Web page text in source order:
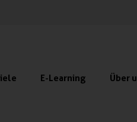
E-Learning Über